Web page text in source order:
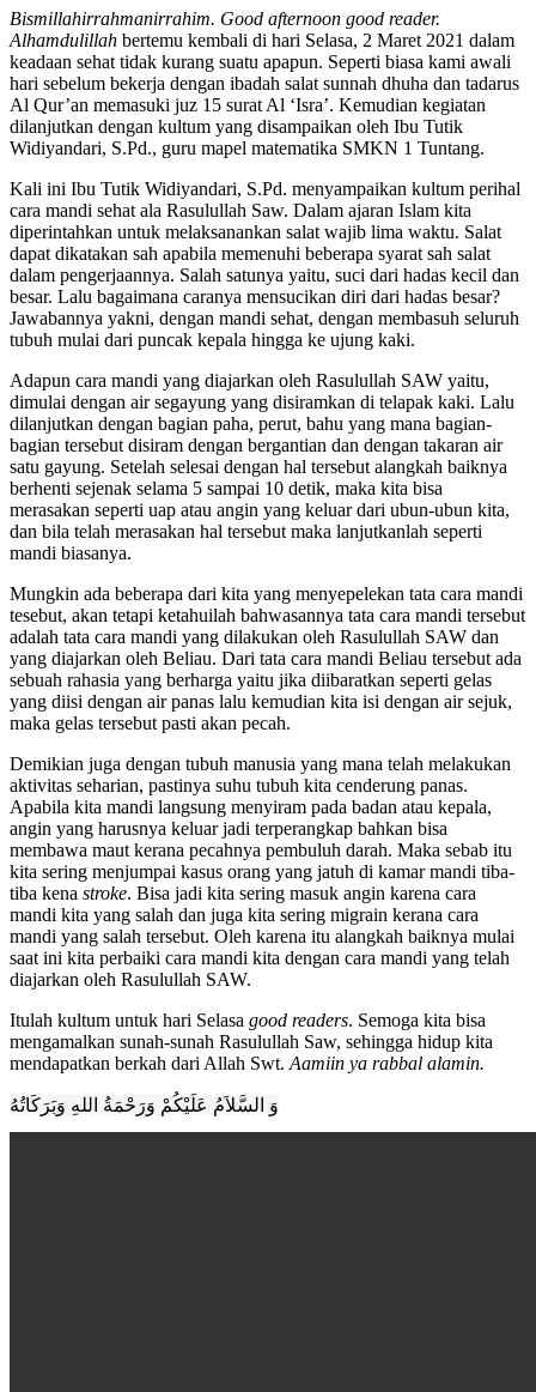
Bismillahirrahmanirrahim. Good afternoon good reader.
Alhamdulillah bertemu kembali di hari Selasa, 2 Maret 2021 dalam
keadaan sehat tidak kurang suatu apapun. Seperti biasa kami awali
hari sebelum bekerja dengan ibadah salat sunnah dhuha dan tadarus
Al Qur’an memasuki juz 15 surat Al ‘Isra’. Kemudian kegiatan
dilanjutkan dengan kultum yang disampaikan oleh Ibu Tutik
Widiyandari, S.Pd., guru mapel matematika SMKN 1 Tuntang.
Kali ini Ibu Tutik Widiyandari, S.Pd. menyampaikan kultum perihal
cara mandi sehat ala Rasulullah Saw. Dalam ajaran Islam kita
diperintahkan untuk melaksanankan salat wajib lima waktu. Salat
dapat dikatakan sah apabila memenuhi beberapa syarat sah salat
dalam pengerjaannya. Salah satunya yaitu, suci dari hadas kecil dan
besar. Lalu bagaimana caranya mensucikan diri dari hadas besar?
Jawabannya yakni, dengan mandi sehat, dengan membasuh seluruh
tubuh mulai dari puncak kepala hingga ke ujung kaki.
Adapun cara mandi yang diajarkan oleh Rasulullah SAW yaitu,
dimulai dengan air segayung yang disiramkan di telapak kaki. Lalu
dilanjutkan dengan bagian paha, perut, bahu yang mana bagian-
bagian tersebut disiram dengan bergantian dan dengan takaran air
satu gayung. Setelah selesai dengan hal tersebut alangkah baiknya
berhenti sejenak selama 5 sampai 10 detik, maka kita bisa
merasakan seperti uap atau angin yang keluar dari ubun-ubun kita,
dan bila telah merasakan hal tersebut maka lanjutkanlah seperti
mandi biasanya.
Mungkin ada beberapa dari kita yang menyepelekan tata cara mandi
tesebut, akan tetapi ketahuilah bahwasannya tata cara mandi tersebut
adalah tata cara mandi yang dilakukan oleh Rasulullah SAW dan
yang diajarkan oleh Beliau. Dari tata cara mandi Beliau tersebut ada
sebuah rahasia yang berharga yaitu jika diibaratkan seperti gelas
yang diisi dengan air panas lalu kemudian kita isi dengan air sejuk,
maka gelas tersebut pasti akan pecah.
Demikian juga dengan tubuh manusia yang mana telah melakukan
aktivitas seharian, pastinya suhu tubuh kita cenderung panas.
Apabila kita mandi langsung menyiram pada badan atau kepala,
angin yang harusnya keluar jadi terperangkap bahkan bisa
membawa maut kerana pecahnya pembuluh darah. Maka sebab itu
kita sering menjumpai kasus orang yang jatuh di kamar mandi tiba-
tiba kena stroke. Bisa jadi kita sering masuk angin karena cara
mandi kita yang salah dan juga kita sering migrain kerana cara
mandi yang salah tersebut. Oleh karena itu alangkah baiknya mulai
saat ini kita perbaiki cara mandi kita dengan cara mandi yang telah
diajarkan oleh Rasulullah SAW.
Itulah kultum untuk hari Selasa good readers. Semoga kita bisa
mengamalkan sunah-sunah Rasulullah Saw, sehingga hidup kita
mendapatkan berkah dari Allah Swt.Aamiin ya rabbal alamin.
وَ السَّلاَمُ عَلَيْكُمْ وَرَحْمَةُ اللهِ وَبَرَكَاتُهُ